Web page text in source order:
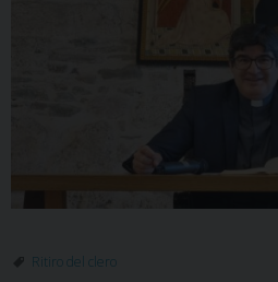
Ritiro del clero